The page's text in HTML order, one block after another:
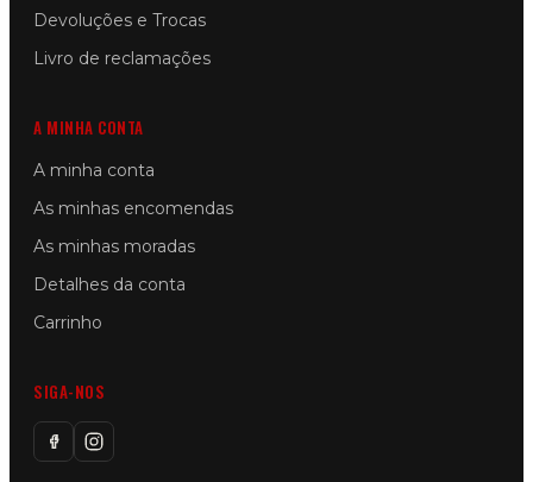
Devoluções e Trocas
Livro de reclamações
A MINHA CONTA
A minha conta
As minhas encomendas
As minhas moradas
Detalhes da conta
Carrinho
SIGA-NOS